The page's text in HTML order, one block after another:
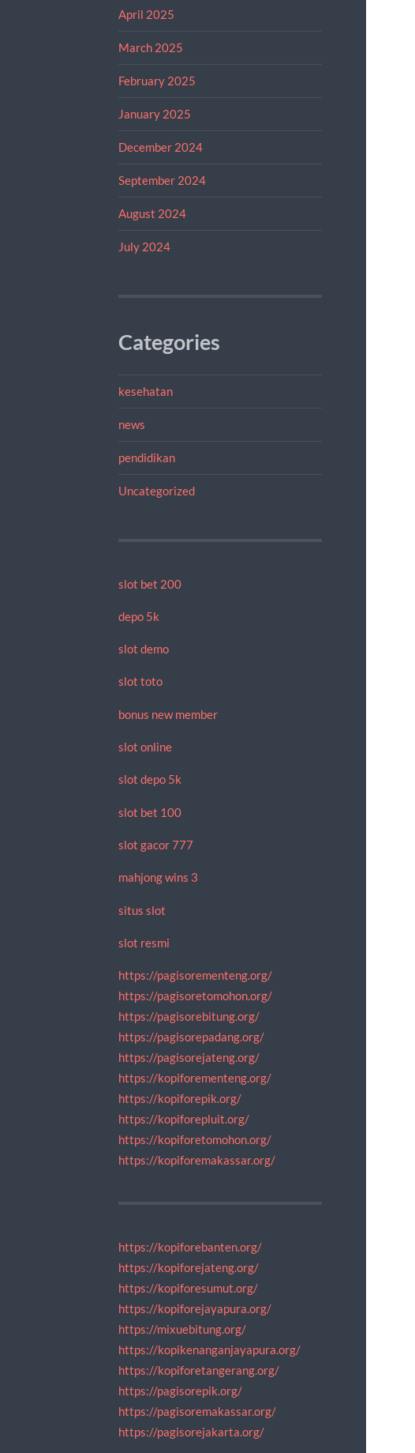
April 2025
March 2025
February 2025
January 2025
December 2024
September 2024
August 2024
July 2024
Categories
kesehatan
news
pendidikan
Uncategorized
slot bet 200
depo 5k
slot demo
slot toto
bonus new member
slot online
slot depo 5k
slot bet 100
slot gacor 777
mahjong wins 3
situs slot
slot resmi
https://pagisorementeng.org/
https://pagisoretomohon.org/
https://pagisorebitung.org/
https://pagisorepadang.org/
https://pagisorejateng.org/
https://kopiforementeng.org/
https://kopiforepik.org/
https://kopiforepluit.org/
https://kopiforetomohon.org/
https://kopiforemakassar.org/
https://kopiforebanten.org/
https://kopiforejateng.org/
https://kopiforesumut.org/
https://kopiforejayapura.org/
https://mixuebitung.org/
https://kopikenanganjayapura.org/
https://kopiforetangerang.org/
https://pagisorepik.org/
https://pagisoremakassar.org/
https://pagisorejakarta.org/